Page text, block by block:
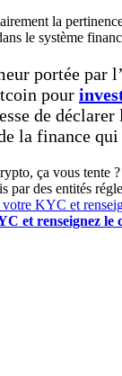
la
le système
portée par
pour
de
la finance qui
ça vous tente
par des entités
et renseignez